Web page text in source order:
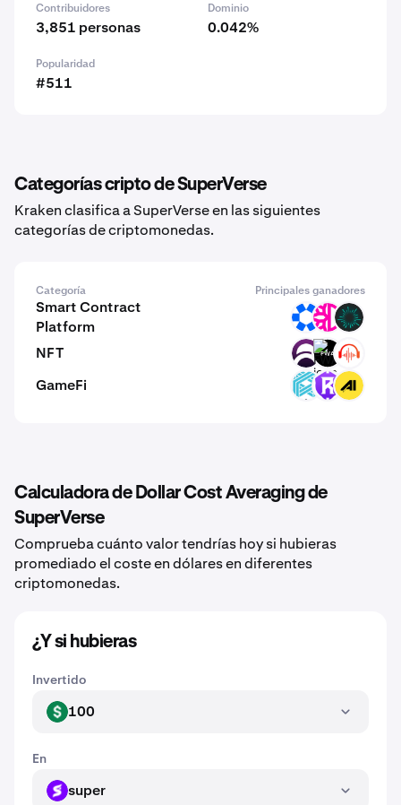
Contribuidores
3,851 personas
Dominio
0.042%
Popularidad
#511
Categorías cripto de SuperVerse
Kraken clasifica a SuperVerse en las siguientes
categorías de criptomonedas.
Categoría Principales ganadores
Smart Contract
Platform
OMNI DFI BVM
NFT DAR FWA BEAT
GameFi LUX RST AIPO
Calculadora de Dollar Cost Averaging de
SuperVerse
Comprueba cuánto valor tendrías hoy si hubieras
promediado el coste en dólares en diferentes
criptomonedas.
¿Y si hubieras
Invertido
USD 100
En
SUPERsuper